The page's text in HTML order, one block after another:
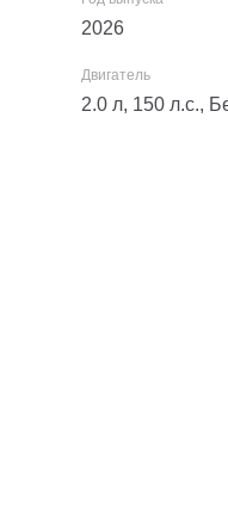
2026
2.0 л, 150 л.с.,